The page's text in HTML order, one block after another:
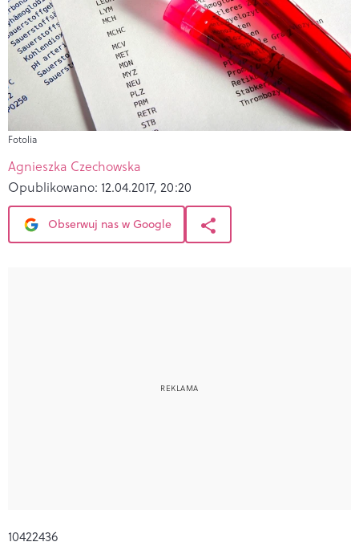
Fotolia
Agnieszka Czechowska
Opublikowano: 12.04.2017, 20:20
Obserwuj nas w Google
10422436